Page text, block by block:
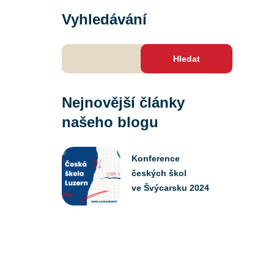
Vyhledávání
Nejnovější články
našeho blogu
Konference
českých škol
ve Švýcarsku 2024